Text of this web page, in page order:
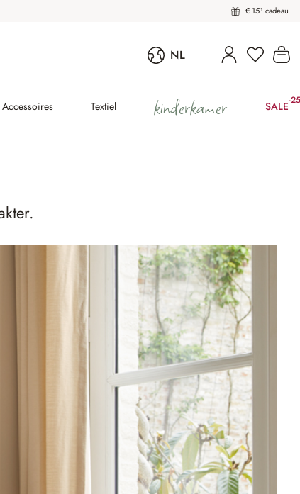
€ 15¹ cadeau
NL U heeft
Accessoires Textiel kinderkamer SALE-